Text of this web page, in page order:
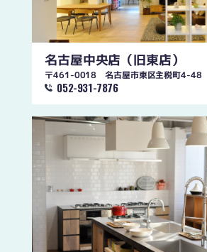
名古屋中央店 （旧東店）
〒461-0018 名古屋市東区主税町4-48
052-931-7876